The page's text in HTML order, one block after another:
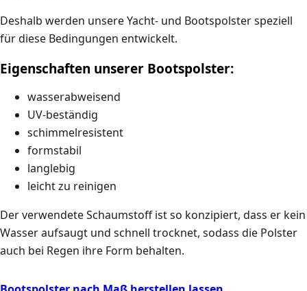
Deshalb werden unsere Yacht- und Bootspolster speziell
für diese Bedingungen entwickelt.
Eigenschaften unserer Bootspolster:
wasserabweisend
UV-beständig
schimmelresistent
formstabil
langlebig
leicht zu reinigen
Der verwendete Schaumstoff ist so konzipiert, dass er kein
Wasser aufsaugt und schnell trocknet, sodass die Polster
auch bei Regen ihre Form behalten.